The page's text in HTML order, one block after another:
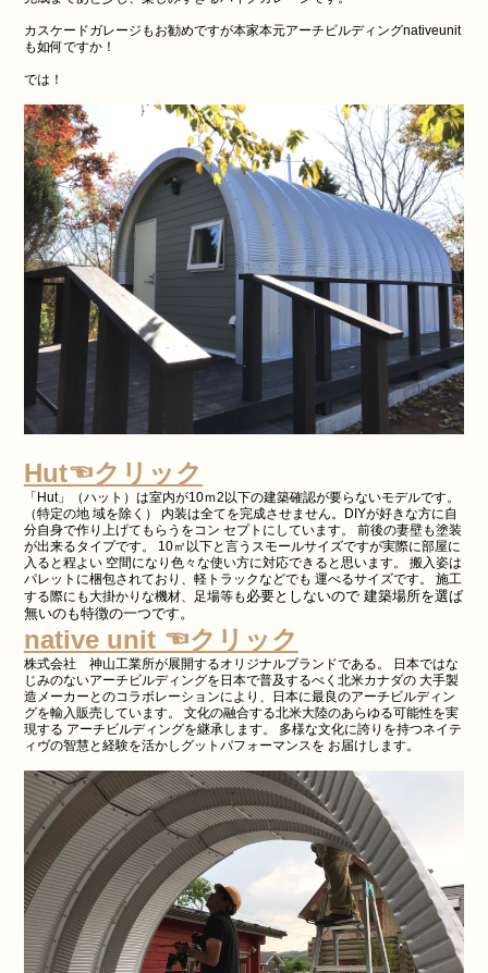
カスケードガレージもお勧めですが本家本元アーチビルディングnativeunit
も如何ですか！
では！
Hut☜クリック
「Hut」（ハット）は室内が10ｍ2以下の建築確認が要らないモデルです。
（特定の地 域を除く） 内装は全てを完成させません。DIYが好きな方に自
分自身で作り上げてもらうをコン セプトにしています。 前後の妻壁も塗装
が出来るタイプです。 10㎡以下と言うスモールサイズですが実際に部屋に
入ると程よい 空間になり色々な使い方に対応できると思います。 搬入姿は
パレットに梱包されており、軽トラックなどでも 運べるサイズです。 施工
する際にも大掛かりな機材、足場等も 必要としないので 建築場所を選ば
無いのも特徴の一つです。
native unit ☜クリック
株式会社 神山工業所が展開するオリジナルブランドである。 日本ではな
じみのないアーチビルディングを日本で普及するべく北米カナダの 大手製
造メーカーとのコラボレーションにより、日本に最良のアーチビルディン
グを輸入販売しています。 文化の融合する北米大陸のあらゆる可能性を実
現する アーチビルディングを継承します。 多様な文化に誇りを持つネイテ
ィヴの智慧と経験を活かしグットパフォーマンスを お届けします。